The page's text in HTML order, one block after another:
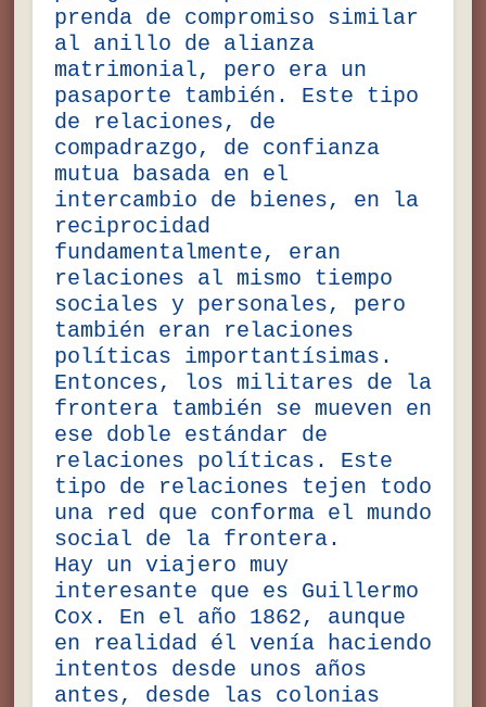
prenda de compromiso similar
al anillo de alianza
matrimonial, pero era un
pasaporte también. Este tipo
de relaciones, de
compadrazgo, de confianza
mutua basada en el
intercambio de bienes, en la
reciprocidad
fundamentalmente, eran
relaciones al mismo tiempo
sociales y personales, pero
también eran relaciones
políticas importantísimas.
Entonces, los militares de la
frontera también se mueven en
ese doble estándar de
relaciones políticas. Este
tipo de relaciones tejen todo
una red que conforma el mundo
social de la frontera.
Hay un viajero muy
interesante que es Guillermo
Cox. En el año 1862, aunque
en realidad él venía haciendo
intentos desde unos años
antes, desde las colonias